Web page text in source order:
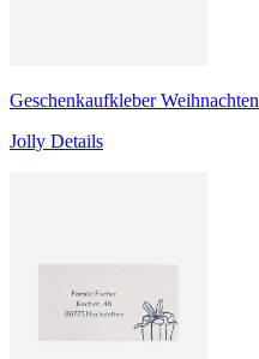
Geschenkaufkleber Weihnachten
Jolly Details